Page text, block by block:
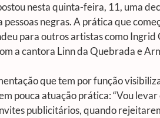
nesta quinta-feira, 11, uma
negras. A prática que
para outros artistas como
a cantora Linn da Quebrada e
que tem por função
pouca atuação prática: “Vou
publicitários, quando